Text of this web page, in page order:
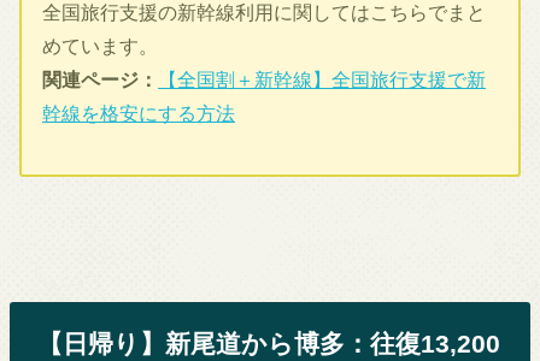
全国旅行支援の新幹線利用に関してはこちらでまと
めています。
関連ページ：
【全国割＋新幹線】全国旅行支援で新
幹線を格安にする方法
【日帰り】新尾道から博多：往復13,200